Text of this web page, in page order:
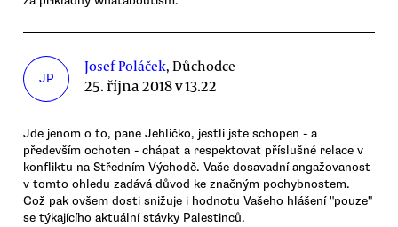
JP
Josef Poláček, Důchodce
25. října 2018 v 13.22
Jde jenom o to, pane Jehličko, jestli jste schopen - a
především ochoten - chápat a respektovat příslušné relace v
konfliktu na Středním Východě. Vaše dosavadní angažovanost
v tomto ohledu zadává důvod ke značným pochybnostem.
Což pak ovšem dosti snižuje i hodnotu Vašeho hlášení "pouze"
se týkajícího aktuální stávky Palestinců.